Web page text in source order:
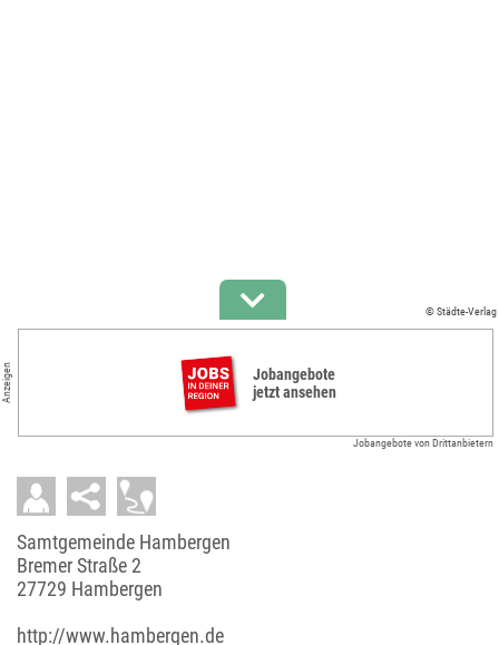
© Städte-Verlag
Anzeigen
Jobangebote
jetzt ansehen
Jobangebote von Drittanbietern
Samtgemeinde Hambergen
Bremer Straße 2
27729 Hambergen
http://www.hambergen.de